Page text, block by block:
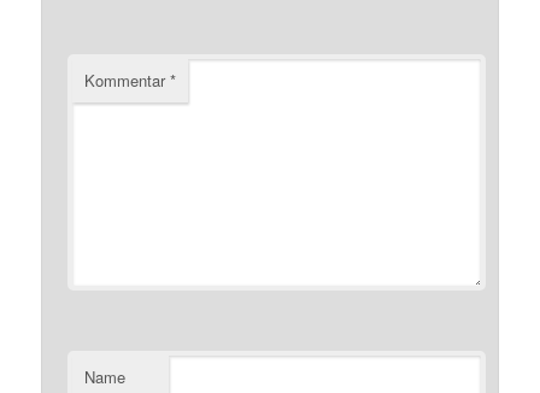
Kommentar*
Name